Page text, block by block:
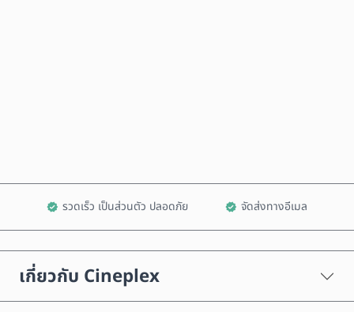
รวดเร็ว เป็นส่วนตัว ปลอดภัย จัดส่งทางอีเมล
เกี่ยวกับ Cineplex